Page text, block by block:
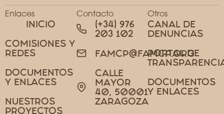
Enlaces
INICIO
COMISIONES Y
REDES
DOCUMENTOS
Y ENLACES
NUESTROS
PROYECTOS
Contacto
(+34) 976
203 102
FAMCP@FAMCP.ORG
CALLE
MAYOR
40, 50001
ZARAGOZA
Otros
CANAL DE
DENUNCIAS
PORTAL DE
DOCUMENTOS
Y ENLACES